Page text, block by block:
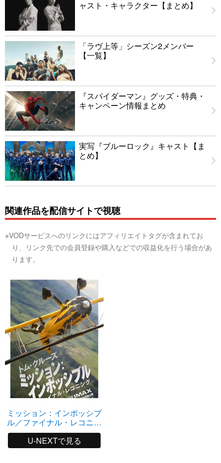
ャスト・キャラクター【まとめ】
「ラヴ上等」シーズン2メンバー
【一覧】
『スパイダーマン』グッズ・特典・
キャンペーン情報まとめ
実写『ブルーロック』キャスト【ま
とめ】
関連作品を配信サイトで視聴
※VODサービスへのリンクにはアフィリエイトタグが含まれてお
り、リンク先での会員登録や購入などでの収益化を行う場合があ
ります。
ミッション：インポッシブ
ル／ファイナル・レコニン
グ
U-NEXTで見る